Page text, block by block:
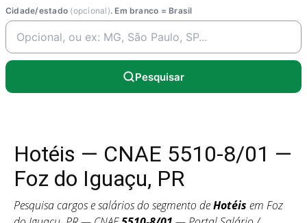
Cidade/estado (opcional). Em branco = Brasil
Pesquisar
Hotéis — CNAE 5510-8/01 —
Foz do Iguaçu, PR
Pesquisa cargos e salários do segmento deHotéis em Foz